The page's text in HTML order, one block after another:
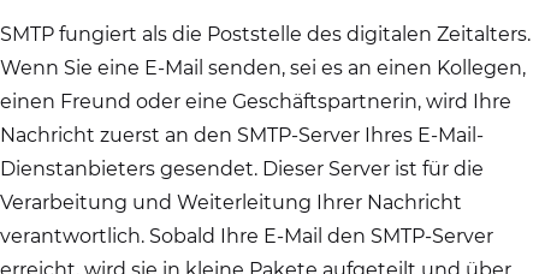
SMTP fungiert als die Poststelle des digitalen Zeitalters.
Wenn Sie eine E-Mail senden, sei es an einen Kollegen,
einen Freund oder eine Geschäftspartnerin, wird Ihre
Nachricht zuerst an den SMTP-Server Ihres E-Mail-
Dienstanbieters gesendet. Dieser Server ist für die
Verarbeitung und Weiterleitung Ihrer Nachricht
verantwortlich. Sobald Ihre E-Mail den SMTP-Server